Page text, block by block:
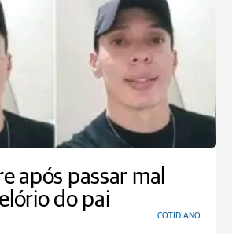
após passar mal
do pai
COTIDIANO